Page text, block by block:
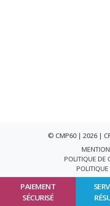
PAIEMENT
SÉCURISÉ
© CMP60 | 2026 |
POLITIQUE DE
POLITIQUE